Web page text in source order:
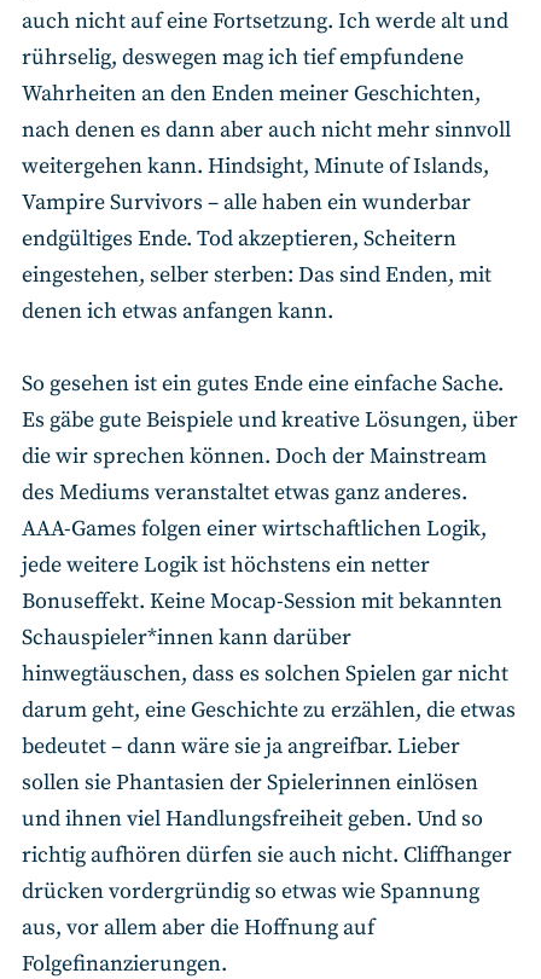
auch nicht auf eine Fortsetzung. Ich werde alt und
rührselig, deswegen mag ich tief empfundene
Wahrheiten an den Enden meiner Geschichten,
nach denen es dann aber auch nicht mehr sinnvoll
weitergehen kann. Hindsight, Minute of Islands,
Vampire Survivors – alle haben ein wunderbar
endgültiges Ende. Tod akzeptieren, Scheitern
eingestehen, selber sterben: Das sind Enden, mit
denen ich etwas anfangen kann.
So gesehen ist ein gutes Ende eine einfache Sache.
Es gäbe gute Beispiele und kreative Lösungen, über
die wir sprechen können. Doch der Mainstream
des Mediums veranstaltet etwas ganz anderes.
AAA-Games folgen einer wirtschaftlichen Logik,
jede weitere Logik ist höchstens ein netter
Bonuseffekt. Keine Mocap-Session mit bekannten
Schauspieler*innen kann darüber
hinwegtäuschen, dass es solchen Spielen gar nicht
darum geht, eine Geschichte zu erzählen, die etwas
bedeutet – dann wäre sie ja angreifbar. Lieber
sollen sie Phantasien der Spielerinnen einlösen
und ihnen viel Handlungsfreiheit geben. Und so
richtig aufhören dürfen sie auch nicht. Cliffhanger
drücken vordergründig so etwas wie Spannung
aus, vor allem aber die Hoffnung auf
Folgefinanzierungen.